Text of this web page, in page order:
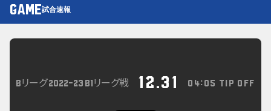
GAME試合速報
Bリーグ 2022-23 B1リーグ戦 12.31 04:05 TIP OFF